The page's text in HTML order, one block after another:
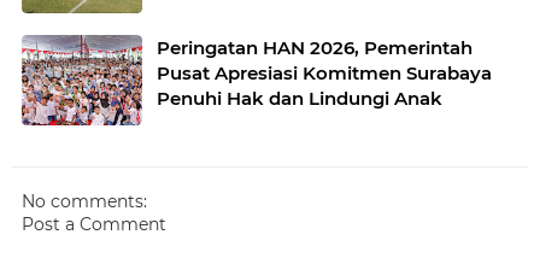
Peringatan HAN 2026, Pemerintah
Pusat Apresiasi Komitmen Surabaya
Penuhi Hak dan Lindungi Anak
No comments:
Post a Comment